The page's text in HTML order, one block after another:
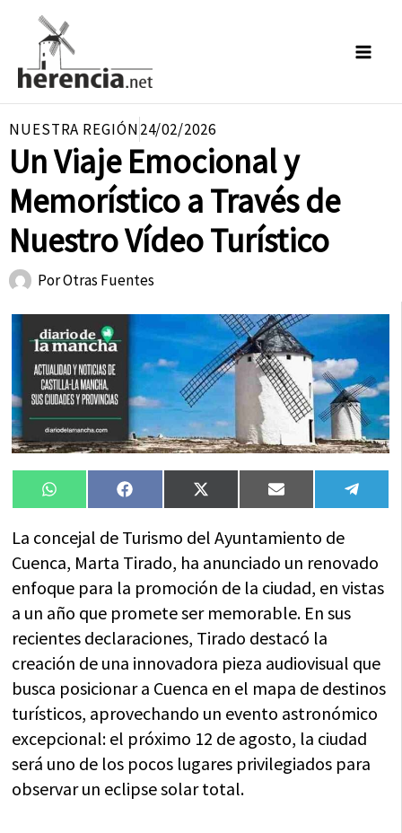
contenido
NUESTRA REGIÓN24/02/2026
Un Viaje Emocional y
Memorístico a Través de
Nuestro Vídeo Turístico
PorOtras Fuentes
Compartir
en
WhatsAppCompartir
en
FacebookCompartir
en
X
(Twitter)
Compartir
en
Email
en
La concejal de Turismo del Ayuntamiento de
Cuenca, Marta Tirado, ha anunciado un renovado
enfoque para la promoción de la ciudad, en vistas
a un año que promete ser memorable. En sus
recientes declaraciones, Tirado destacó la
creación de una innovadora pieza audiovisual que
busca posicionar a Cuenca en el mapa de destinos
turísticos, aprovechando un evento astronómico
excepcional: el próximo 12 de agosto, la ciudad
será uno de los pocos lugares privilegiados para
observar un eclipse solar total.